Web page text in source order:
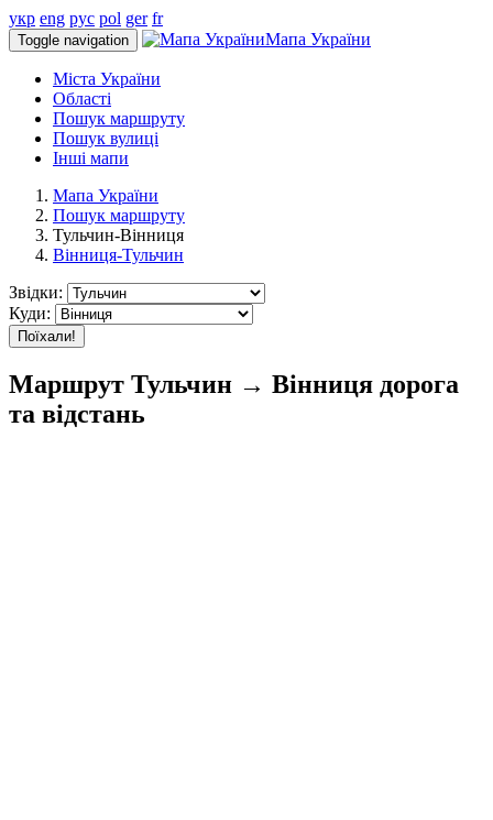
укр eng рус pol ger fr
Toggle navigation Мапа України
Міста України
Області
Пошук маршруту
Пошук вулиці
Інші мапи
Мапа України
Пошук маршруту
Тульчин-Вінниця
Вінниця-Тульчин
Звідки:
Куди:
Поїхали!
Маршрут Тульчин → Вінниця дорога
та відстань